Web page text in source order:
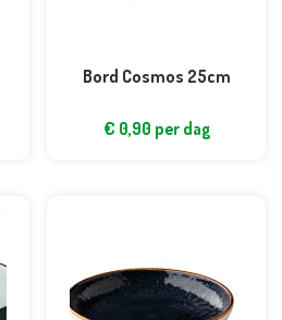
Bord Cosmos 25cm
€ 0,90 per dag